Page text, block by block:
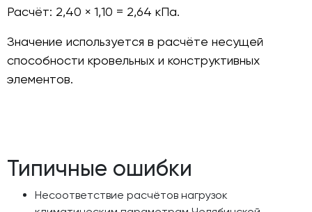
Расчёт: 2,40 × 1,10 = 2,64 кПа.
Значение используется в расчёте несущей
способности кровельных и конструктивных
элементов.
Типичные ошибки
Несоответствие расчётов нагрузок